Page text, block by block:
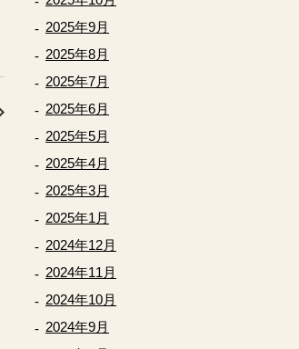
2025年9月
2025年8月
2025年7月
2025年6月
2025年5月
2025年4月
2025年3月
2025年1月
2024年12月
2024年11月
2024年10月
2024年9月